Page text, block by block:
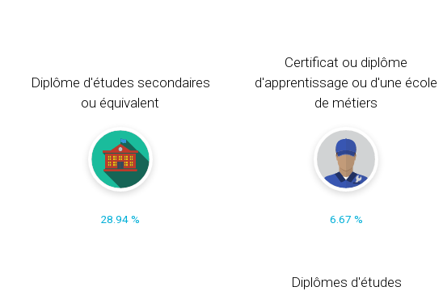
Diplôme d'études secondaires
ou équivalent
28.94 %
Certificat ou diplôme
d'apprentissage ou d'une école
de métiers
6.67 %
Diplômes d'études